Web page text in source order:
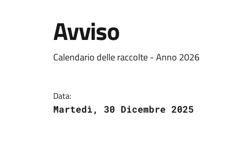
Avviso
Calendario delle raccolte - Anno 2026
Data:
Martedì, 30 Dicembre 2025